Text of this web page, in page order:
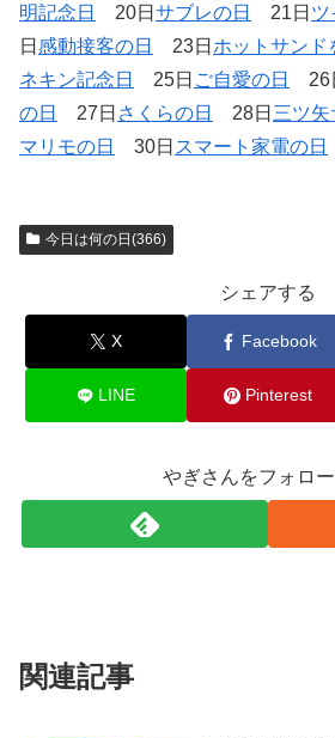
明記念日
20日 サブレの日 21日 ツ
日 感動接客の日 23日 ホットサンド
ネキン記念日
25日 ご自愛の日 26
の日
27日 さくらの日 28日 三ツ矢
マリモの日
30日 スマート家電の日
今日は何の日(366)
シェアする
X Facebook
LINE Pinterest
やぎさんをフォロ
関連記事